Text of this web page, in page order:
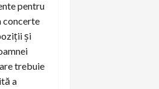
pentru
concerte
și
trebuie
a